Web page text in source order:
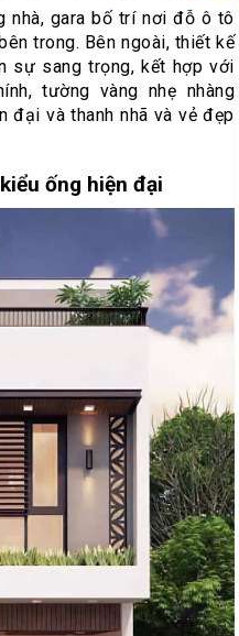
nhà, gara bố trí nơi đỗ ô tô
trong. Bên ngoài, thiết kế
sự sang trọng, kết hợp với
tường vàng nhẹ nhàng
đại và thanh nhã và vẻ đẹp
ống hiện đại